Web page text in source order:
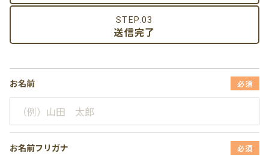
STEP.03
送信完了
お名前 必須
お名前フリガナ 必須